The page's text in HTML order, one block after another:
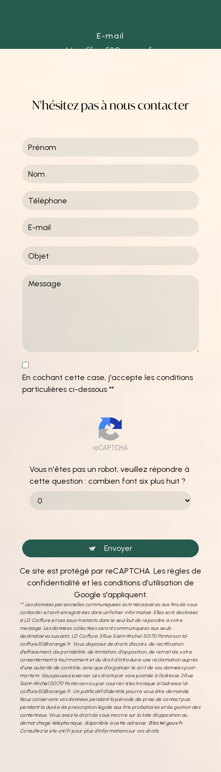
E-mail
ld-coiffure50@orange.fr
N'hésitez pas à nous contacter
En cochant cette case, j'accepte les conditions
particulières ci-dessous **
Vous n'êtes pas un robot, veuillez répondre à
cette question : combien font six plus huit ?
Envoyer
Ce site est protégé par reCAPTCHA. Les règles de
confidentialité et les conditions d'utilisation de
Google s'appliquent.
** Les données personnelles communiquées sont nécessaires aux fins de vous
contacter et sont enregistrées dans un fichier informatisé. Elles sont destinées
à LD Coiffure et ses sous-traitants dans le seul but de répondre à votre
message. Les données collectées seront communiquées aux seuls
destinataires suivants: LD Coiffure 3 Rue Saint-Michel 50170 Pontorson ld-
coiffure50@orange.fr. Vous disposez de droits d’accès, de rectification,
d’effacement, de portabilité, de limitation, d’opposition, de retrait de votre
consentement à tout moment et du droit d’introduire une réclamation auprès
d’une autorité de contrôle, ainsi que d’organiser le sort de vos données post-
mortem. Vous pouvez exercer ces droits par voie postale à l'adresse 3 Rue
Saint-Michel 50170 Pontorson ou par courrier électronique à l'adresse ld-
coiffure50@orange.fr. Un justificatif d'identité pourra vous être demandé.
Nous conservons vos données pendant la période de prise de contact puis
pendant la durée de prescription légale aux fins probatoires et de gestion des
contentieux. Vous avez le droit de vous inscrire sur la liste d'opposition au
démarchage téléphonique, disponible à cette adresse :Bloctel.gouv.fr.
Consultez le site cnil.fr pour plus d’informations sur vos droits.